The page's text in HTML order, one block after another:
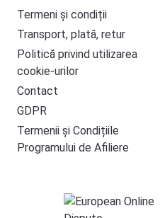
Termeni și condiții
Transport, plată, retur
Politică privind utilizarea
cookie-urilor
Contact
GDPR
Termenii și Condițiile
Programului de Afiliere